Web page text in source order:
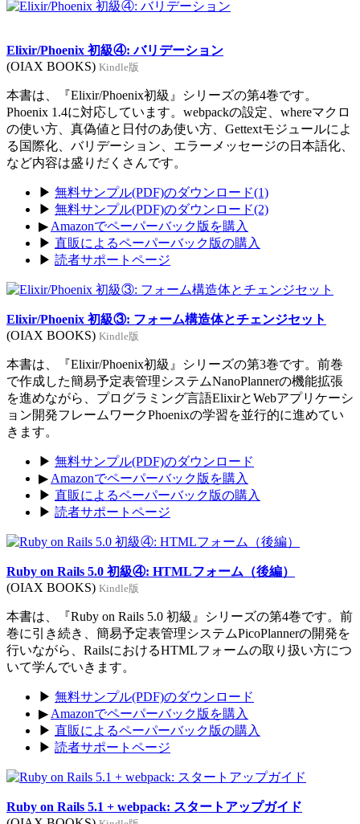
Elixir/Phoenix 初級④: バリデーション
(OIAX BOOKS) Kindle版
本書は、『Elixir/Phoenix初級』シリーズの第4巻です。
Phoenix 1.4に対応しています。webpackの設定、whereマクロ
の使い方、真偽値と日付のあ使い方、Gettextモジュールによ
る国際化、バリデーション、エラーメッセージの日本語化、
など内容は盛りだくさんです。
▶ 無料サンプル(PDF)のダウンロード(1)
▶ 無料サンプル(PDF)のダウンロード(2)
▶ Amazonでペーパーバック版を購入
▶ 直販によるペーパーバック版の購入
▶ 読者サポートページ
Elixir/Phoenix 初級③: フォーム構造体とチェンジセット
(OIAX BOOKS) Kindle版
本書は、『Elixir/Phoenix初級』シリーズの第3巻です。前巻
で作成した簡易予定表管理システムNanoPlannerの機能拡張
を進めながら、プログラミング言語ElixirとWebアプリケーシ
ョン開発フレームワークPhoenixの学習を並行的に進めてい
きます。
▶ 無料サンプル(PDF)のダウンロード
▶ Amazonでペーパーバック版を購入
▶ 直販によるペーパーバック版の購入
▶ 読者サポートページ
Ruby on Rails 5.0 初級④: HTMLフォーム（後編）
(OIAX BOOKS) Kindle版
本書は、『Ruby on Rails 5.0 初級』シリーズの第4巻です。前
巻に引き続き、簡易予定表管理システムPicoPlannerの開発を
行いながら、RailsにおけるHTMLフォームの取り扱い方につ
いて学んでいきます。
▶ 無料サンプル(PDF)のダウンロード
▶ Amazonでペーパーバック版を購入
▶ 直販によるペーパーバック版の購入
▶ 読者サポートページ
Ruby on Rails 5.1 + webpack: スタートアップガイド